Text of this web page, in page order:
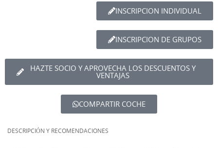
INSCRIPCION INDIVIDUAL
INSCRIPCION DE GRUPOS
HAZTE SOCIO Y APROVECHA LOS DESCUENTOS Y
VENTAJAS
COMPARTIR COCHE
DESCRIPCIÓN Y RECOMENDACIONES